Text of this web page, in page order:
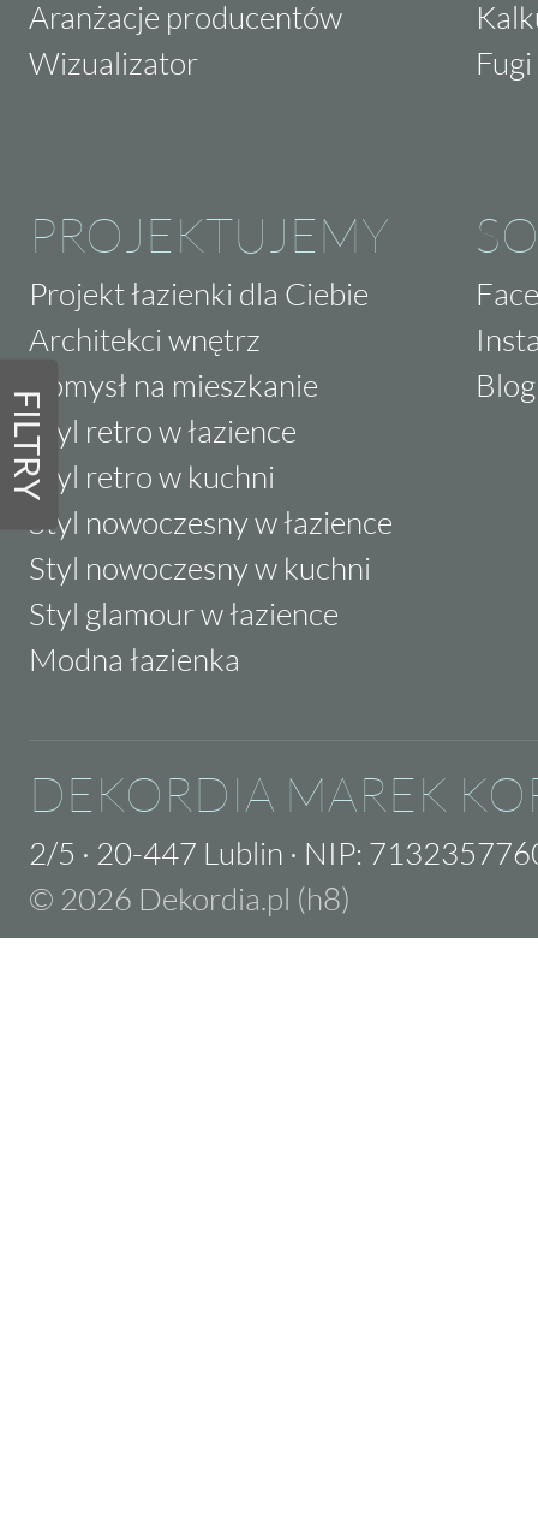
FILTRY
Aranżacje producentów
Wizualizator
PROJEKTUJEMY
Projekt łazienki dla Ciebie
Architekci wnętrz
Pomysł na mieszkanie
Styl retro w łazience
Styl retro w kuchni
Styl nowoczesny w łazience
Styl nowoczesny w kuchni
Styl glamour w łazience
Modna łazienka
Blog
DEKORDIA MAREK
2/5 · 20-447 Lublin · NIP:
© 2026 Dekordia.pl (h8)